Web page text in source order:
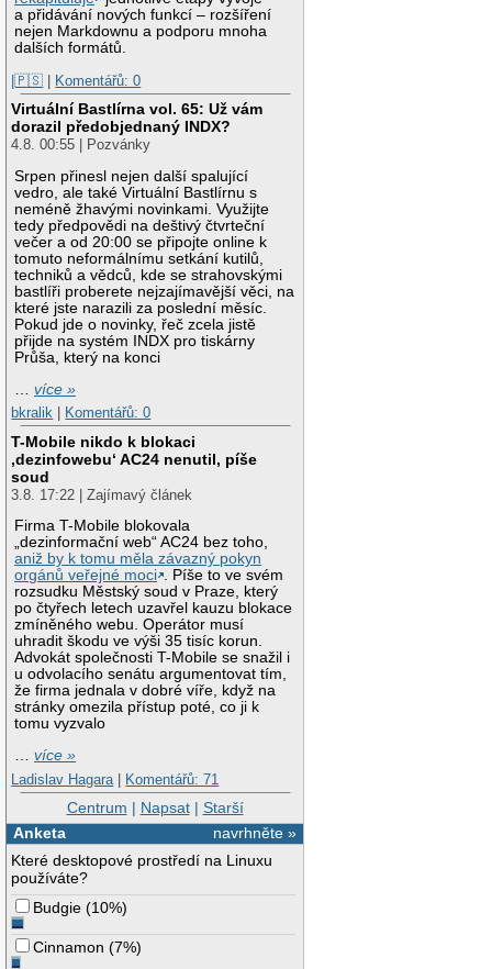
a přidávání nových funkcí – rozšíření
nejen Markdownu a podporu mnoha
dalších formátů.
|🇵🇸 | Komentářů: 0
Virtuální Bastlírna vol. 65: Už vám
dorazil předobjednaný INDX?
4.8. 00:55 | Pozvánky
Srpen přinesl nejen další spalující
vedro, ale také Virtuální Bastlírnu s
neméně žhavými novinkami. Využijte
tedy předpovědi na deštivý čtvrteční
večer a od 20:00 se připojte online k
tomuto neformálnímu setkání kutilů,
techniků a vědců, kde se strahovskými
bastlíři proberete nejzajímavější věci, na
které jste narazili za poslední měsíc.
Pokud jde o novinky, řeč zcela jistě
přijde na systém INDX pro tiskárny
Průša, který na konci
…více »
bkralik
Komentářů: 0
T-Mobile nikdo k blokaci
‚dezinfowebu‘ AC24 nenutil, píše
soud
3.8. 17:22 | Zajímavý článek
Firma T-Mobile blokovala
„dezinformační web“ AC24 bez toho,
aniž by k tomu měla závazný pokyn
orgánů veřejné moci . Píše to ve svém
rozsudku Městský soud v Praze, který
po čtyřech letech uzavřel kauzu blokace
zmíněného webu. Operátor musí
uhradit škodu ve výši 35 tisíc korun.
Advokát společnosti T-Mobile se snažil i
u odvolacího senátu argumentovat tím,
že firma jednala v dobré víře, když na
stránky omezila přístup poté, co ji k
tomu vyzvalo
…více »
Ladislav Hagara | Komentářů: 71
Centrum | Napsat| Starší
navrhněte »
Anketa
Které desktopové prostředí na Linuxu
používáte?
Budgie (10%)
Cinnamon (7%)